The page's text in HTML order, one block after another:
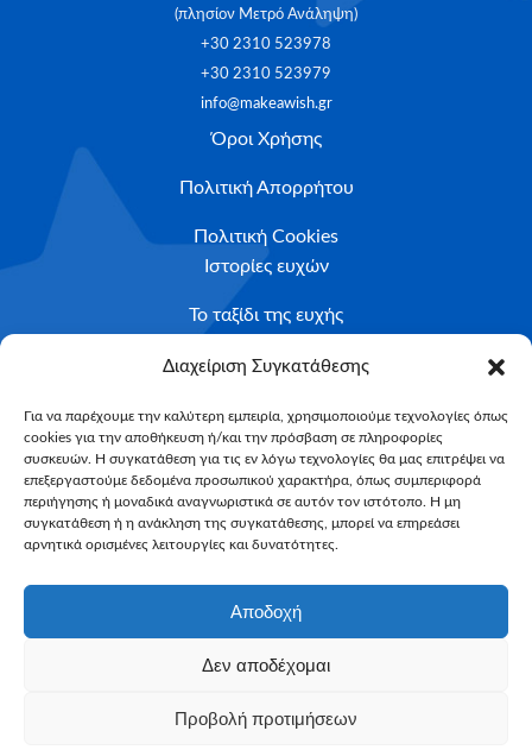
Διαχείριση Συγκατάθεσης
Για να παρέχουμε την καλύτερη εμπειρία, χρησιμοποιούμε τεχνολογίες όπως
cookies για την αποθήκευση ή/και την πρόσβαση σε πληροφορίες
συσκευών. Η συγκατάθεση για τις εν λόγω τεχνολογίες θα μας επιτρέψει να
επεξεργαστούμε δεδομένα προσωπικού χαρακτήρα, όπως συμπεριφορά
περιήγησης ή μοναδικά αναγνωριστικά σε αυτόν τον ιστότοπο. Η μη
συγκατάθεση ή η ανάκληση της συγκατάθεσης, μπορεί να επηρεάσει
αρνητικά ορισμένες λειτουργίες και δυνατότητες.
Αποδοχή
Δεν αποδέχομαι
Προβολή προτιμήσεων
(πλησίον Μετρό Ανάληψη)
+30 2310 523978
+30 2310 523979
info@makeawish.gr
Όροι Χρήσης
Πολιτική Απορρήτου
Πολιτική Cookies
Ιστορίες ευχών
Το ταξίδι της ευχής
Κριτήρια Καταλληλότητας
Υποβολή Αιτήματος
NEWSLETTER
Email*
All Rights Reserved